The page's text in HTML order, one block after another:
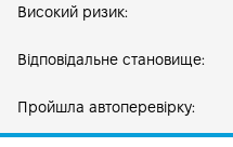
Високий ризик:
Відповідальне становище:
Пройшла автоперевірку: